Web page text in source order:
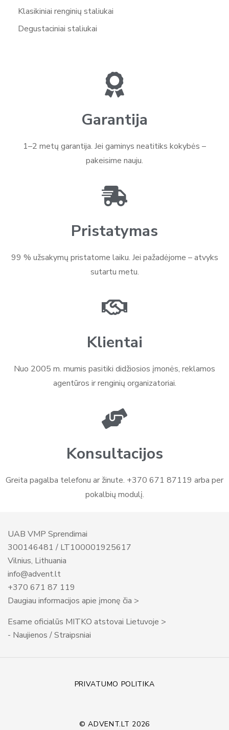
Klasikiniai renginių staliukai
Degustaciniai staliukai
Garantija
1–2 metų garantija. Jei gaminys neatitiks kokybės –
pakeisime nauju.
Pristatymas
99 % užsakymų pristatome laiku. Jei pažadėjome – atvyks
sutartu metu.
Klientai
Nuo 2005 m. mumis pasitiki didžiosios įmonės, reklamos
agentūros ir renginių organizatoriai.
Konsultacijos
Greita pagalba telefonu ar žinute. +370 671 87119 arba per
pokalbių modulį.
UAB VMP Sprendimai
300146481 / LT100001925617
Vilnius, Lithuania
info@advent.lt
+370 671 87 119
Daugiau informacijos apie įmonę čia >
Esame oficialūs MITKO atstovai Lietuvoje >
- Naujienos / Straipsniai
PRIVATUMO POLITIKA
© ADVENT.LT 2026